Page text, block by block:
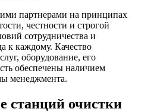
партнерами на принципах
честности и строгой
сотрудничества и
к каждому. Качество
оборудование, его
обеспечены наличием
менеджмента.
станций очистки